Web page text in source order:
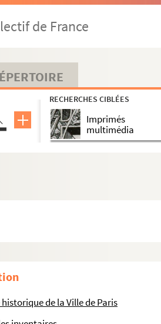
de France
RECHERCHES CIBLÉES
Imprimés
multimédia
de la Ville de Paris
Anna